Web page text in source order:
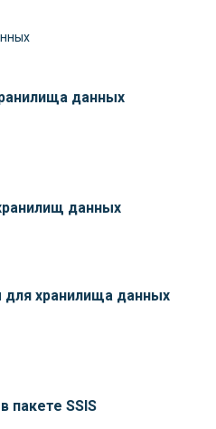
данных
данных
хранилища данных
пакете SSIS